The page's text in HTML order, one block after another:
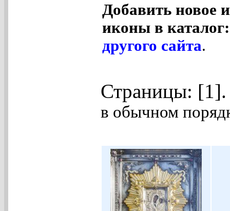
Добавить новое
иконы в
другого сайта.
Страницы:
в обычном